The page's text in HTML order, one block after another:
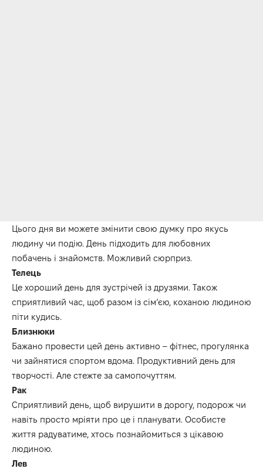
Цього дня ви можете змінити свою думку про якусь
людину чи подію. День підходить для любовних
побачень і знайомств. Можливий сюрприз.
Телець
Це хороший день для зустрічей із друзями. Також
сприятливий час, щоб разом із сім’єю, коханою людиною
піти кудись.
Близнюки
Бажано провести цей день активно – фітнес, прогулянка
чи зайнятися спортом вдома. Продуктивний день для
творчості. Але стежте за самопочуттям.
Рак
Сприятливий день, щоб вирушити в дорогу, подорож чи
навіть просто мріяти про це і планувати. Особисте
життя радуватиме, хтось познайомиться з цікавою
людиною.
Лев